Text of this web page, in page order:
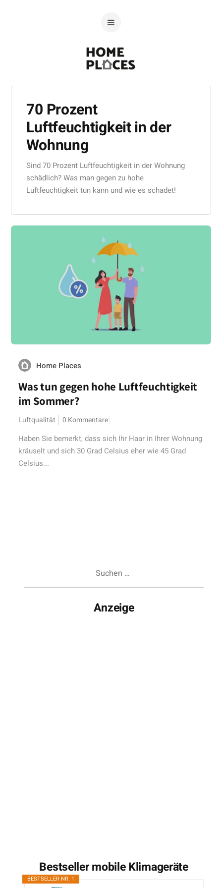
70 Prozent
Luftfeuchtigkeit in der
Wohnung
Sind 70 Prozent Luftfeuchtigkeit in der Wohnung
schädlich? Was man gegen zu hohe
Luftfeuchtigkeit tun kann und wie es schadet!
Home Places
Was tun gegen hohe Luftfeuchtigkeit
im Sommer?
Luftqualität 0 Kommentare
Haben Sie bemerkt, dass sich Ihr Haar in Ihrer Wohnung
kräuselt und sich 30 Grad Celsius eher wie 45 Grad
Celsius...
Anzeige
Bestseller mobile Klimageräte
BESTSELLER NR. 1